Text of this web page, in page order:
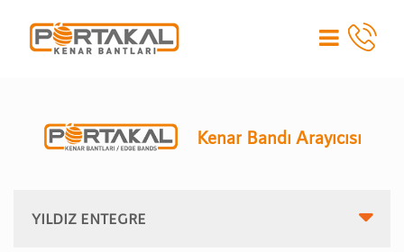
Kenar Bandı Arayıcısı
YILDIZ ENTEGRE